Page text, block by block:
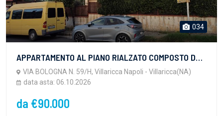
034
APPARTAMENTO AL PIANO RIALZATO COMPOSTO DA SOGGIORNO/CUCINA, DISIMPEGNO, UN BAGNO, DUE CAMERE, DUE BALCONI E CORTE ESCLUSIVA CIRCA 114 MQ OLTRE AD UN POSTO AUTO ASSEGNATO SU CORTE CONDOMINIALE.
VIA BOLOGNA N. 59/H, Villaricca Napoli - Villaricca(NA)
data asta: 06.10.2026
da €90.000